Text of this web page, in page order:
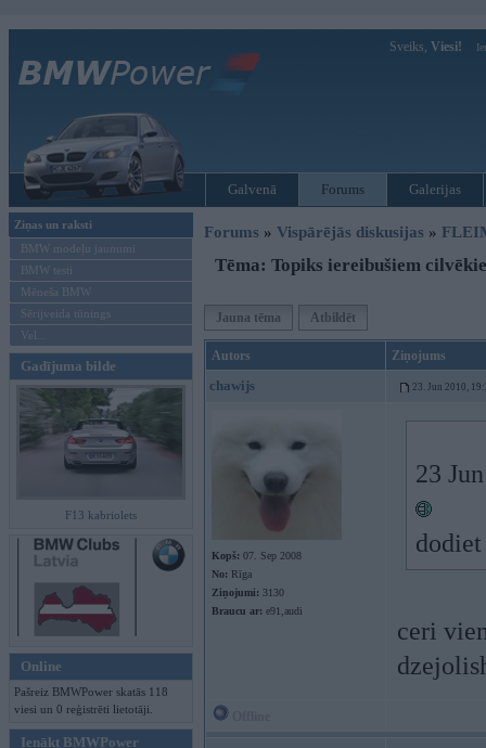
Sveiks, Viesi!
Galvenā Forums Galerijas
Ziņas un raksti
BMW modeļu jaunumi
BMW testi
Mēneša BMW
Sērijveida tūnings
Vel...
Gadījuma bilde
F13 kabriolets
Online
Pašreiz BMWPower skatās 118
viesi un 0 reģistrēti lietotāji.
Ienākt BMWPower
Forums » Vispārējās diskusijas »
Tēma: Topiks iereibušiem
Jauna tēma Atbildēt
Autors Ziņojums
chawijs 23. Jun 2010,
Kopš: 07. Sep 2008
No: Rīga
Ziņojumi: 3130
Braucu ar: e91,audi
23
ceri